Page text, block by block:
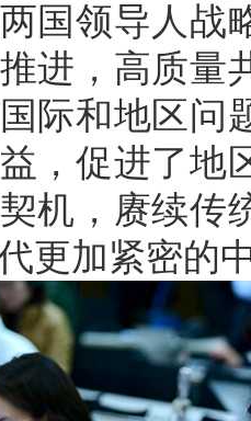
国领导人战
进，高质量
际和地区问
，促进了地
机，赓续传
更加紧密的